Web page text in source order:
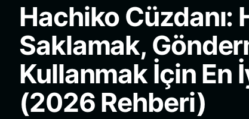
Bahasa Indonesia
ภาษาไทย
Español
Português (Brasil)
Español (Argentina)
Hachiko Cüzdanı:
Saklamak,
Kullanmak İçin En
(2026 Rehberi)